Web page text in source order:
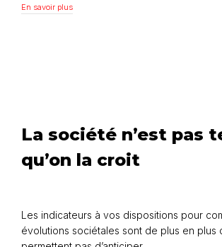
En savoir plus
La société n’est pas
qu’on la croit
Les indicateurs à vos dispositions pour
évolutions sociétales sont de plus en plus